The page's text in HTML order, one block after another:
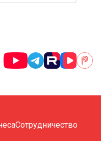
Сотрудничество